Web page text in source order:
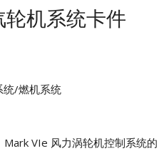
轮机系统卡件
统/燃机系统
Mark VIe 风力涡轮机控制系统的